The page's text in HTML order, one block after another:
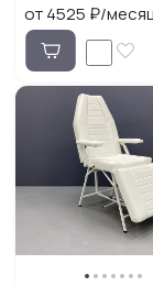
от 4525 ₽/